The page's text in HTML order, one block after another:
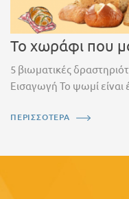
Το χωράφι που
5 βιωματικές
Εισαγωγή Το ψωμί είναι
ΠΕΡΙΣΣΟΤΕΡΑ